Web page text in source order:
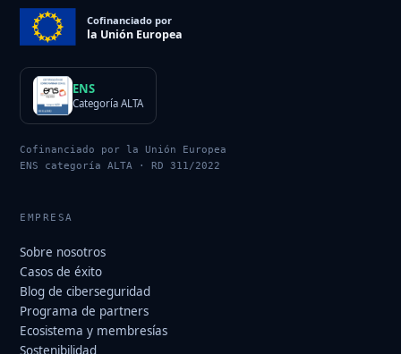
Cofinanciado por
la Unión Europea
ENS
Categoría ALTA
Cofinanciado por la Unión Europea
ENS categoría ALTA · RD 311/2022
EMPRESA
Sobre nosotros
Casos de éxito
Blog de ciberseguridad
Programa de partners
Ecosistema y membresías
Sostenibilidad